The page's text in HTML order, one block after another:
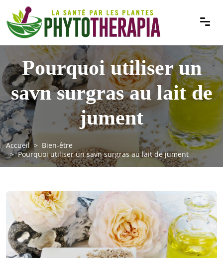
Pourquoi utiliser un
savn surgras au lait de
jument
Accueil
Bien-être
Pourquoi utiliser un savn surgras au lait de jument